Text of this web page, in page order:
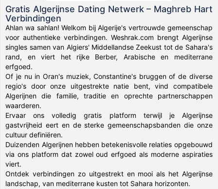
Gratis Algerijnse Dating Netwerk – Maghreb Hart
Verbindingen
Ahlan wa sahlan! Welkom bij Algerije's vertrouwde gemeenschap
voor authentieke verbindingen. Weshrak.com brengt Algerijnse
singles samen van Algiers' Middellandse Zeekust tot de Sahara's
rand, en viert het rijke Berber, Arabische en mediterrane
erfgoed.
Of je nu in Oran's muziek, Constantine's bruggen of de diverse
regio's door onze uitgestrekte natie bent, vind compatibele
Algerijnen die familie, traditie en oprechte partnerschappen
waarderen.
Ervaar ons volledig gratis platform terwijl je Algerijnse
gastvrijheid eert en de sterke gemeenschapsbanden die onze
cultuur definiëren.
Duizenden Algerijnen hebben betekenisvolle relaties opgebouwd
via ons platform dat zowel oud erfgoed als moderne aspiraties
viert.
Ontdek verbindingen zo uitgestrekt en mooi als het Algerijnse
landschap, van mediterrane kusten tot Sahara horizonten.